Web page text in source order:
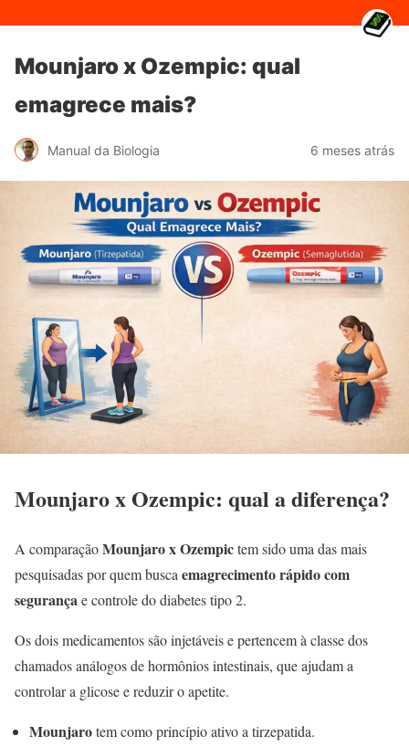
Mounjaro x Ozempic: qual
emagrece mais?
Manual da Biologia 6 meses atrás
Mounjaro x Ozempic: qual a diferença?
A comparaçãoMounjaro x Ozempictem sido uma das mais
pesquisadas por quem busca emagrecimento rápido com
segurançae controle do diabetes tipo 2.
Os dois medicamentos são injetáveis e pertencem à classe dos
chamados análogos de hormônios intestinais, que ajudam a
controlar a glicose e reduzir o apetite.
Mounjarotem como princípio ativo a tirzepatida.